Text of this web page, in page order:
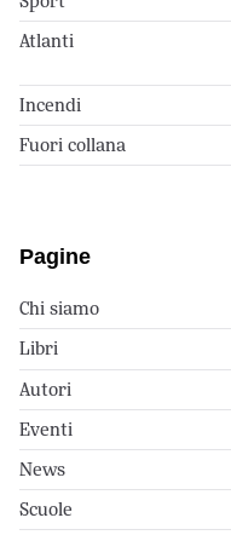
Atlanti
Incendi
Fuori collana
Pagine
Chi siamo
Libri
Autori
Eventi
News
Scuole